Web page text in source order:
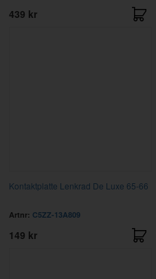
439 kr
Kontaktplatte Lenkrad De Luxe 65-66
Artnr: C5ZZ-13A809
149 kr